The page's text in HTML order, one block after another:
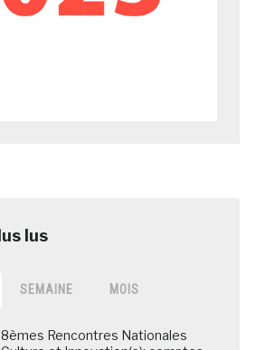
SEMAINE MOIS
8èmes Rencontres Nationales